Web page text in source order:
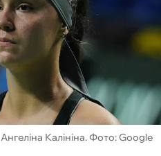
Ангеліна Калініна. Фото: Google